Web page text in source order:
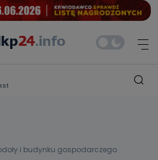
i budynku gospodarczego